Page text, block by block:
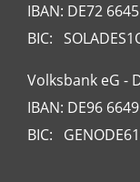
IBAN: DE72
BIC:
Volksbank eG -
IBAN: DE96
BIC: